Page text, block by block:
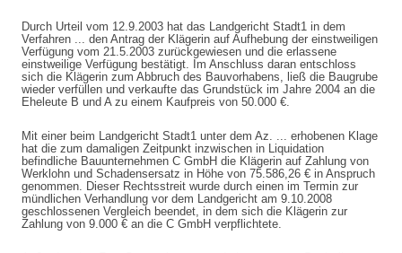
Durch Urteil vom 12.9.2003 hat das Landgericht Stadt1 in dem
Verfahren ... den Antrag der Klägerin auf Aufhebung der einstweiligen
Verfügung vom 21.5.2003 zurückgewiesen und die erlassene
einstweilige Verfügung bestätigt. Im Anschluss daran entschloss
sich die Klägerin zum Abbruch des Bauvorhabens, ließ die Baugrube
wieder verfüllen und verkaufte das Grundstück im Jahre 2004 an die
Eheleute B und A zu einem Kaufpreis von 50.000 €.
Mit einer beim Landgericht Stadt1 unter dem Az. ... erhobenen Klage
hat die zum damaligen Zeitpunkt inzwischen in Liquidation
befindliche Bauunternehmen C GmbH die Klägerin auf Zahlung von
Werklohn und Schadensersatz in Höhe von 75.586,26 € in Anspruch
genommen. Dieser Rechtsstreit wurde durch einen im Termin zur
mündlichen Verhandlung vor dem Landgericht am 9.10.2008
geschlossenen Vergleich beendet, in dem sich die Klägerin zur
Zahlung von 9.000 € an die C GmbH verpflichtete.